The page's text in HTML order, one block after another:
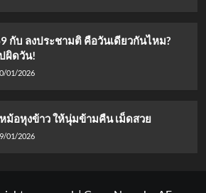
กับ ลงประชามติ คือวันเดียวกันไหม?
ผิดวัน!
01/2026
ม้อหุงข้าว ให้นุ่มข้ามคืน เม็ดสวย
01/2026